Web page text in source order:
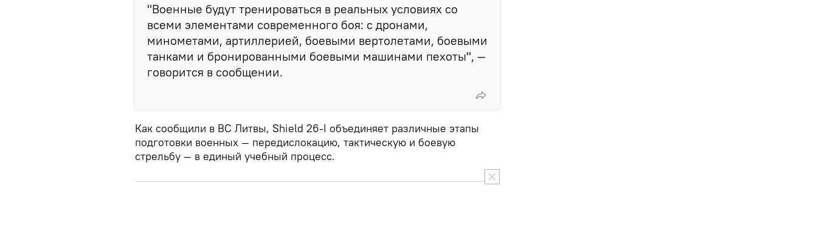
"Военные будут тренироваться в реальных условиях со
всеми элементами современного боя: с дронами,
минометами, артиллерией, боевыми вертолетами, боевыми
танками и бронированными боевыми машинами пехоты", —
говорится в сообщении.
Как сообщили в ВС Литвы, Shield 26-I объединяет различные этапы
подготовки военных — передислокацию, тактическую и боевую
стрельбу — в единый учебный процесс.